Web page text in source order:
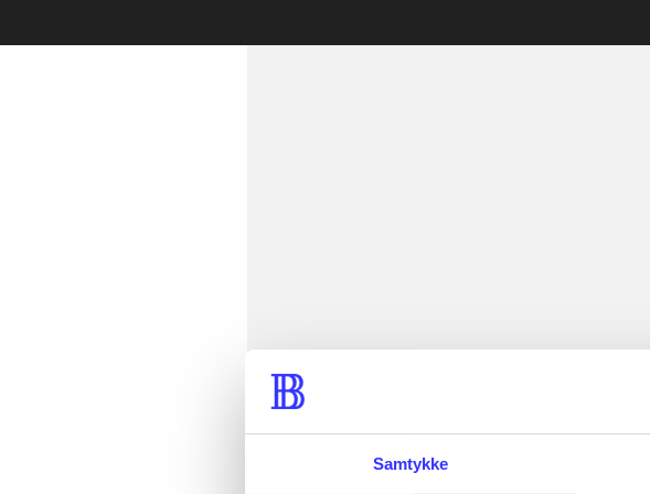
Samtykke
lorem ipsum dolor sit amet ...